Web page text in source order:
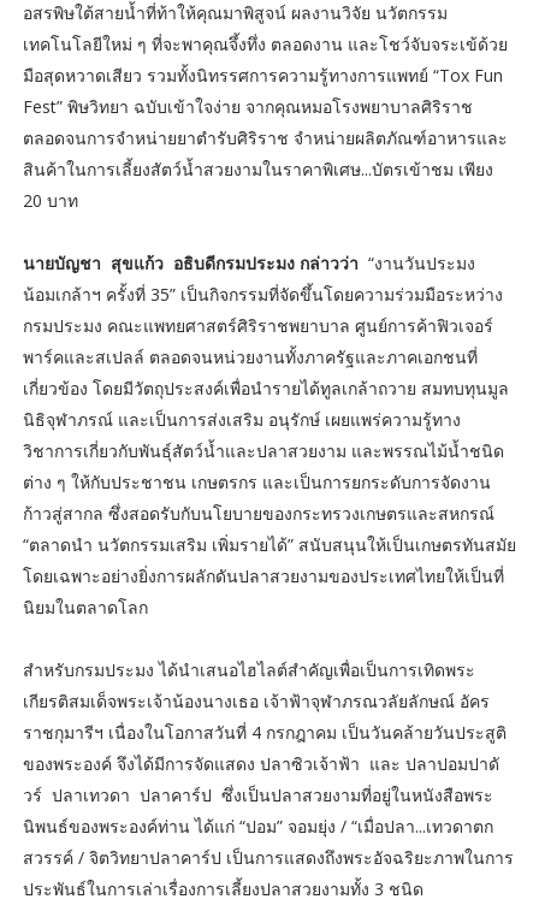
อสรพิษใต้สายน้ำที่ท้าให้คุณมาพิสูจน์ ผลงานวิจัย นวัตกรรม
เทคโนโลยีใหม่ ๆ ที่จะพาคุณจึ้งทึ่ง ตลอดงาน และโชว์จับจระเข้ด้วย
มือสุดหวาดเสียว รวมทั้งนิทรรศการความรู้ทางการแพทย์ “Tox Fun
Fest” พิษวิทยา ฉบับเข้าใจง่าย จากคุณหมอโรงพยาบาลศิริราช
ตลอดจนการจำหน่ายยาตำรับศิริราช จำหน่ายผลิตภัณฑ์อาหารและ
สินค้าในการเลี้ยงสัตว์น้ำสวยงามในราคาพิเศษ...บัตรเข้าชม เพียง
20 บาท
นายบัญชา สุขแก้ว อธิบดีกรมประมง กล่าวว่า “งานวันประมง
น้อมเกล้าฯ ครั้งที่ 35” เป็นกิจกรรมที่จัดขึ้นโดยความร่วมมือระหว่าง
กรมประมง คณะแพทยศาสตร์ศิริราชพยาบาล ศูนย์การค้าฟิวเจอร์
พาร์คและสเปลล์ ตลอดจนหน่วยงานทั้งภาครัฐและภาคเอกชนที่
เกี่ยวข้อง โดยมีวัตถุประสงค์เพื่อนำรายได้ทูลเกล้าถวาย สมทบทุนมูล
นิธิจุฬาภรณ์ และเป็นการส่งเสริม อนุรักษ์ เผยแพร่ความรู้ทาง
วิชาการเกี่ยวกับพันธุ์สัตว์น้ำและปลาสวยงาม และพรรณไม้น้ำชนิด
ต่าง ๆ ให้กับประชาชน เกษตรกร และเป็นการยกระดับการจัดงาน
ก้าวสู่สากล ซึ่งสอดรับกับนโยบายของกระทรวงเกษตรและสหกรณ์
“ตลาดนำ นวัตกรรมเสริม เพิ่มรายได้” สนับสนุนให้เป็นเกษตรทันสมัย
โดยเฉพาะอย่างยิ่งการผลักดันปลาสวยงามของประเทศไทยให้เป็นที่
นิยมในตลาดโลก
สำหรับกรมประมง ได้นำเสนอไฮไลต์สำคัญเพื่อเป็นการเทิดพระ
เกียรติสมเด็จพระเจ้าน้องนางเธอ เจ้าฟ้าจุฬาภรณวลัยลักษณ์ อัคร
ราชกุมารีฯ เนื่องในโอกาสวันที่ 4 กรกฎาคม เป็นวันคล้ายวันประสูติ
ของพระองค์ จึงได้มีการจัดแสดง ปลาซิวเจ้าฟ้า และ ปลาปอมปาดั
วร์ ปลาเทวดา ปลาคาร์ป ซึ่งเป็นปลาสวยงามที่อยู่ในหนังสือพระ
นิพนธ์ของพระองค์ท่าน ได้แก่ “ปอม” จอมยุ่ง / “เมื่อปลา...เทวดาตก
สวรรค์ / จิตวิทยาปลาคาร์ป เป็นการแสดงถึงพระอัจฉริยะภาพในการ
ประพันธ์ในการเล่าเรื่องการเลี้ยงปลาสวยงามทั้ง 3 ชนิด